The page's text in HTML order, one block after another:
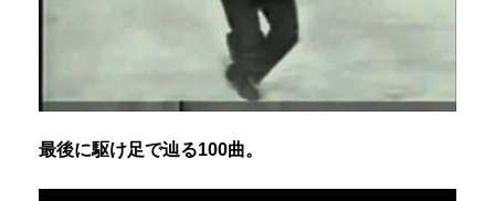
最後に駆け足で辿る100曲。